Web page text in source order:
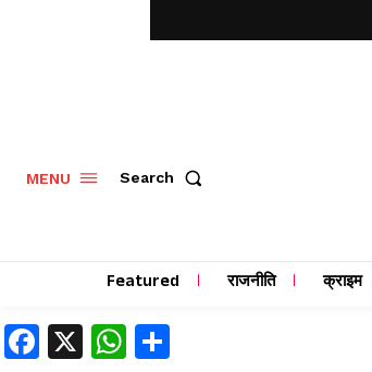
MENU Search
Featured राजनीति क्राइम
Facebook
X WhatsApp